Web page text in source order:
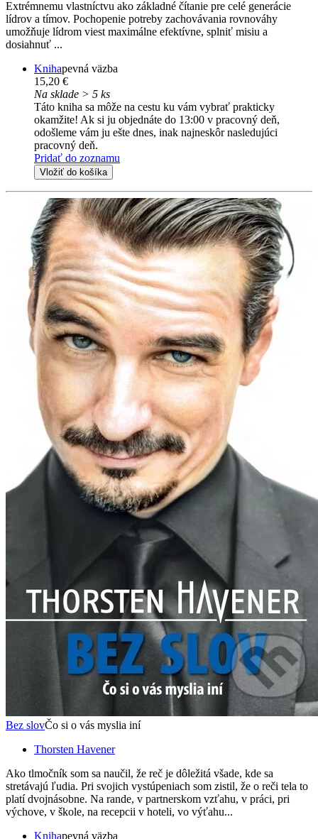
Extrémnemu vlastníctvu ako základné čítanie pre celé generácie
lídrov a tímov. Pochopenie potreby zachovávania rovnováhy
umožňuje lídrom viest maximálne efektívne, splniť misiu a
dosiahnuť ...
Knihapevná väzba
15,20 €
Na sklade > 5 ks
Táto kniha sa môže na cestu ku vám vybrať prakticky
okamžite! Ak si ju objednáte do 13:00 v pracovný deň,
odošleme vám ju ešte dnes, inak najneskôr nasledujúci
pracovný deň.
Pridať do zoznamu
Vložiť do košíka
Bez slovČo si o vás myslia iní
Thorsten Havener
Ako tlmočník som sa naučil, že reč je dôležitá všade, kde sa
stretávajú ľudia. Pri svojich vystúpeniach som zistil, že o reči tela to
platí dvojnásobne. Na rande, v partnerskom vzťahu, v práci, pri
výchove, v škole, na recepcii v hoteli, vo výťahu...
Knihapevná väzba